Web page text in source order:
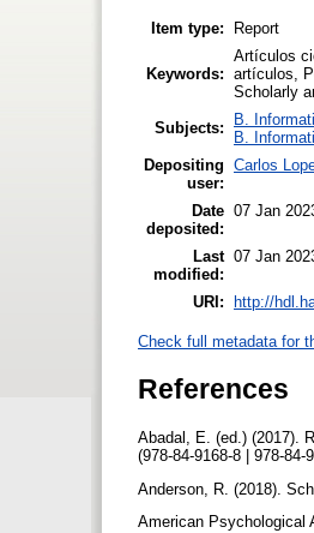
Item type: Report
Keywords:
Artículos
artículos,
Scholarly
Subjects:
B.
B.
Depositing
user:
Carlos
Date
deposited:
07 Jan
Last
modified:
07 Jan
URI: http://
Check full metadata for
References
Abadal, E. (ed.) (2017).
(978-84-9168-8 | 978-
Anderson, R. (2018).
American Psychological